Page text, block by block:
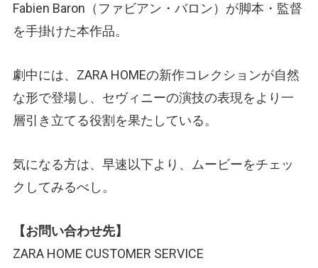
Fabien Baron（ファビアン・バロン）が脚本・監督
を手掛けた本作品。
劇中には、ZARA HOMEの新作コレクションが自然
な形で登場し、セヴィニーの演技の表現をより一
層引き立てる役割を果たしている。
気になる方は、早速以下より、ムービーをチェッ
クしてみるべし。
【お問い合わせ先】
ZARA HOME CUSTOMER SERVICE